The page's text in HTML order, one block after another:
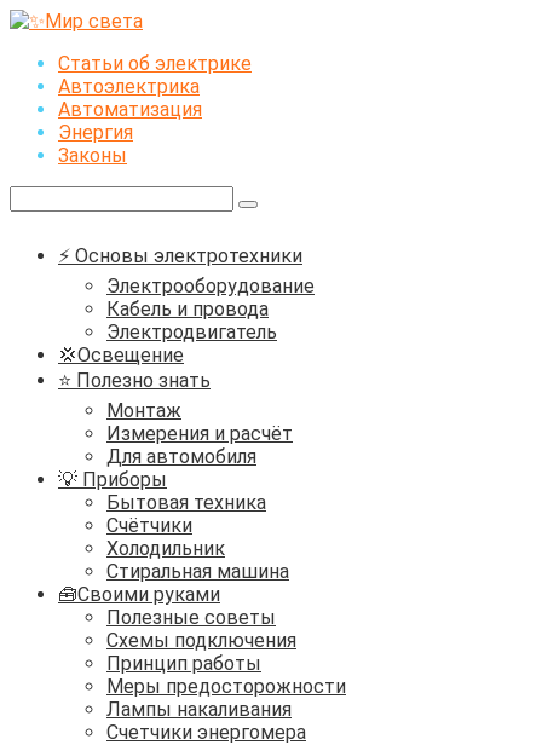
Перейти
контентуСтатьи об электрике
Автоэлектрика
Автоматизация
Энергия
Законы
⚡ Основы электротехники
Электрооборудование
Кабель и провода
Электродвигатель
💢Освещение
⭐ Полезно знать
Монтаж
Измерения и расчёт
Для автомобиля
💡 Приборы
Бытовая техника
Счётчики
Холодильник
Стиральная машина
🧰Своими руками
Полезные советы
Схемы подключения
Принцип работы
Меры предосторожности
Лампы накаливания
Счетчики энергомера